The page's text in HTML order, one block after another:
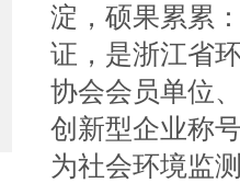
淀，硕果累累
证，是浙江省
协会会员单位
创新型企业称
为社会环境监